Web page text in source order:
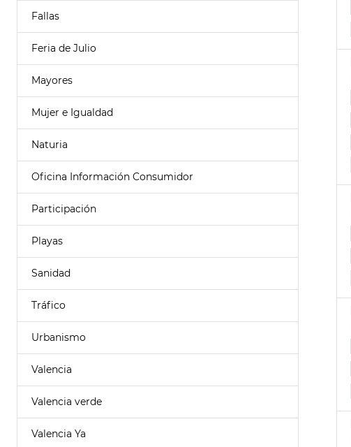
Fallas
Feria de Julio
Mayores
Mujer e Igualdad
Naturia
Oficina Información Consumidor
Participación
Playas
Sanidad
Tráfico
Urbanismo
Valencia
Valencia verde
Valencia Ya